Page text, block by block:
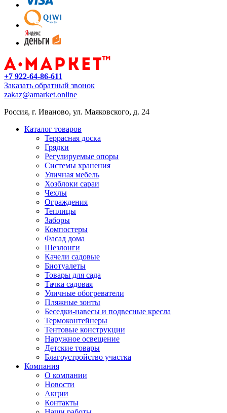
+7 922-64-86-611
Заказать обратный звонок
zakaz@amarket.online
Россия, г. Иваново, ул. Маяковского, д. 24
Каталог товаров
Террасная доска
Грядки
Регулируемые опоры
Системы хранения
Уличная мебель
Хозблоки сараи
Чехлы
Ограждения
Теплицы
Заборы
Компостеры
Фасад дома
Шезлонги
Качели садовые
Биотуалеты
Товары для сада
Тачка садовая
Уличные обогреватели
Пляжные зонты
Беседки-навесы и подвесные кресла
Термоконтейнеры
Тентовые конструкции
Наружное освещение
Детские товары
Благоустройство участка
Компания
О компании
Новости
Акции
Контакты